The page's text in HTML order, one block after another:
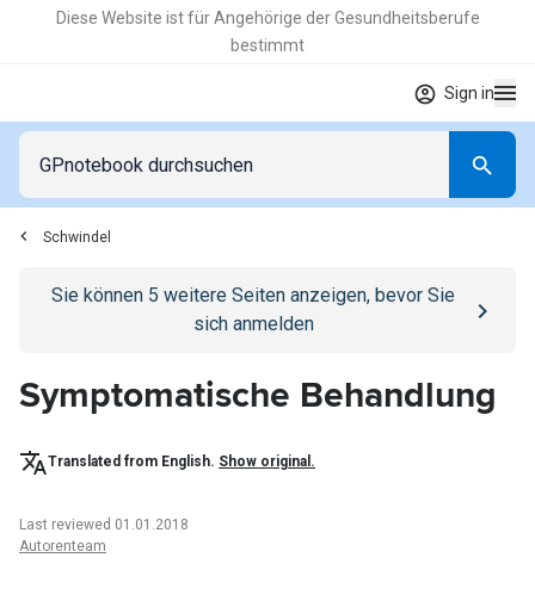
Diese Website ist für Angehörige der Gesundheitsberufe
bestimmt
Sign in
Schwindel
Go to/anmeldenpage
Sie können 5 weitere Seiten anzeigen, bevor Sie
sich anmelden
Symptomatische Behandlung
Translated from English. Show original.
Last reviewed 01.01.2018
Autorenteam